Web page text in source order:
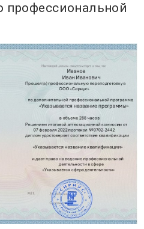
профессиональной